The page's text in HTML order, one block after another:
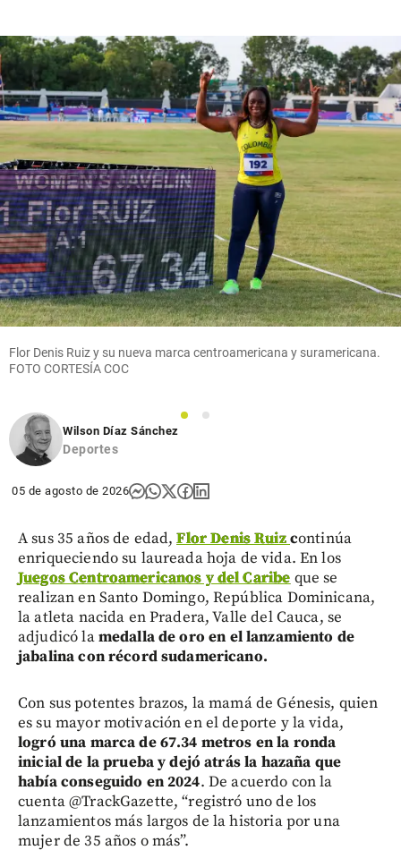
Flor Denis Ruiz y su nueva marca centroamericana y suramericana.
FOTO CORTESÍA COC
1
2
Wilson Díaz Sánchez
Deportes
05 de agosto de 2026
A sus 35 años de edad,Flor Denis Ruizcontinúa
enriqueciendo su laureada hoja de vida. En los
Juegos Centroamericanos y del Caribe que se
realizan en Santo Domingo, República Dominicana,
la atleta nacida en Pradera, Valle del Cauca, se
adjudicó lamedalla de oro en el lanzamiento de
jabalina con récord sudamericano.
Con sus potentes brazos, la mamá de Génesis, quien
es su mayor motivación en el deporte y la vida,
logró una marca de 67.34 metros en la ronda
inicial de la prueba y dejó atrás la hazaña que
había conseguido en 2024. De acuerdo con la
cuenta @TrackGazette, “registró uno de los
lanzamientos más largos de la historia por una
mujer de 35 años o más”.